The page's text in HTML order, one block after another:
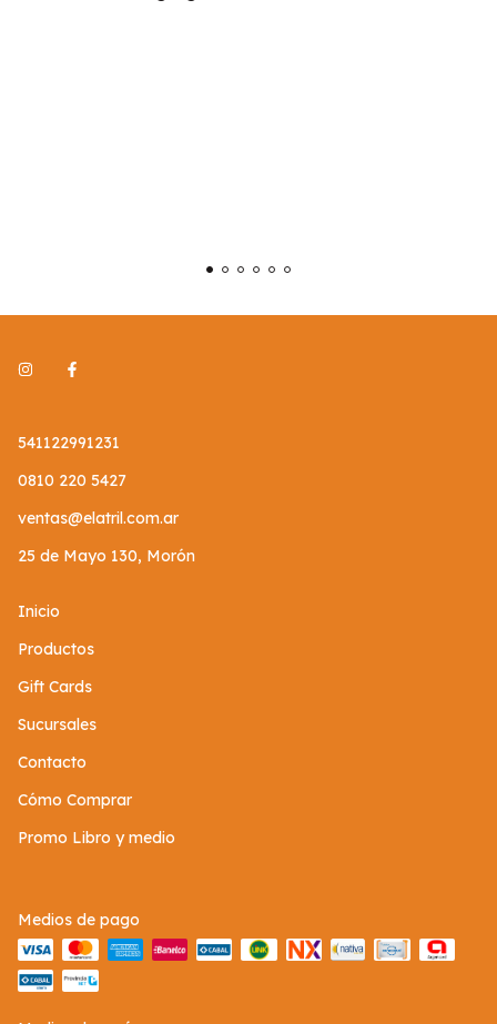
541122991231
0810 220 5427
ventas@elatril.com.ar
25 de Mayo 130, Morón
Inicio
Productos
Gift Cards
Sucursales
Contacto
Cómo Comprar
Promo Libro y medio
Medios de pago